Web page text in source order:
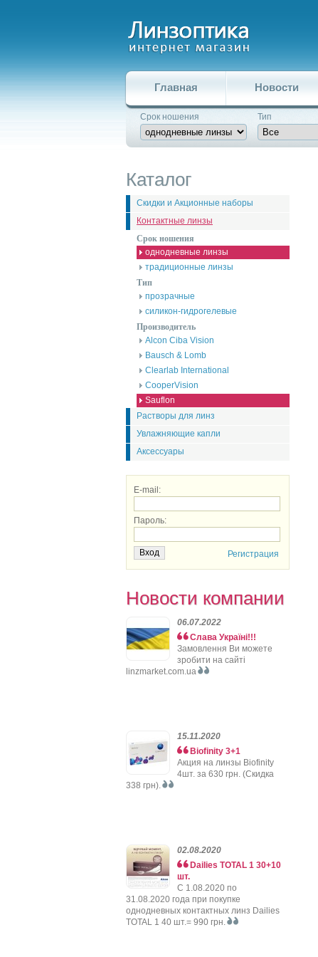
Главная Новости
Срок ношения Тип
Каталог
Скидки и Акционные наборы
Контактные линзы
Срок ношения
однодневные линзы
традиционные линзы
Тип
прозрачные
силикон-гидрогелевые
Производитель
Alcon Ciba Vision
Bausch & Lomb
Clearlab International
CooperVision
Sauflon
Растворы для линз
Увлажняющие капли
Аксессуары
E-mail:
Пароль:
Регистрация
Новости компании
06.07.2022
Слава Україні!!!
Замовлення Ви можете
зробити на сайті
linzmarket.com.ua
15.11.2020
Biofinity 3+1
Акция на линзы Biofinity
4шт. за 630 грн. (Скидка
338 грн).
02.08.2020
Dailies TOTAL 1 30+10
шт.
C 1.08.2020 по
31.08.2020 года при покупке
однодневных контактных линз Dailies
TOTAL 1 40 шт.= 990 грн.